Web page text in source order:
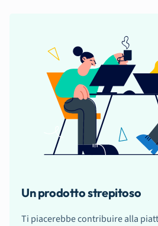
Un prodotto strepitoso
Ti piacerebbe contribuire alla